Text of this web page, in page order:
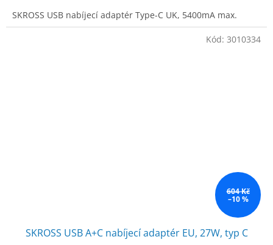
SKROSS USB nabíjecí adaptér Type-C UK, 5400mA max.
604 Kč
–10 %
SKROSS USB A+C nabíjecí adaptér EU, 27W, typ C
Kód: 3010334